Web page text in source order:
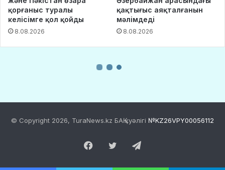
© Copyright 2026, TuraNews.kz БАҚ куәлігі №KZ26VPY00056112
Facebook
Twitter